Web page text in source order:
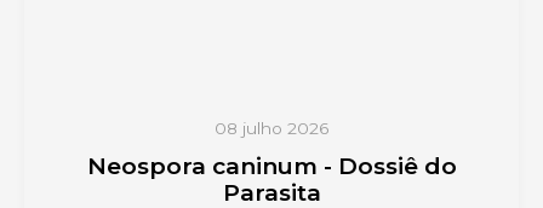
08 julho 2026
Neospora caninum - Dossiê do
Parasita